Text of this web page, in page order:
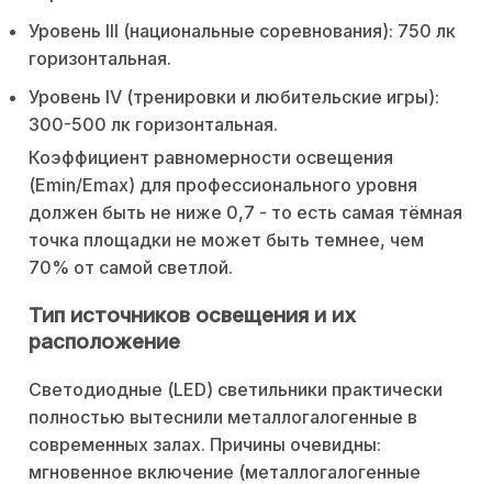
Уровень III (национальные соревнования): 750 лк
горизонтальная.
Уровень IV (тренировки и любительские игры):
300-500 лк горизонтальная.
Коэффициент равномерности освещения
(Emin/Emax) для профессионального уровня
должен быть не ниже 0,7 - то есть самая тёмная
точка площадки не может быть темнее, чем
70% от самой светлой.
Тип источников освещения и их
расположение
Светодиодные (LED) светильники практически
полностью вытеснили металлогалогенные в
современных залах. Причины очевидны:
мгновенное включение (металлогалогенные